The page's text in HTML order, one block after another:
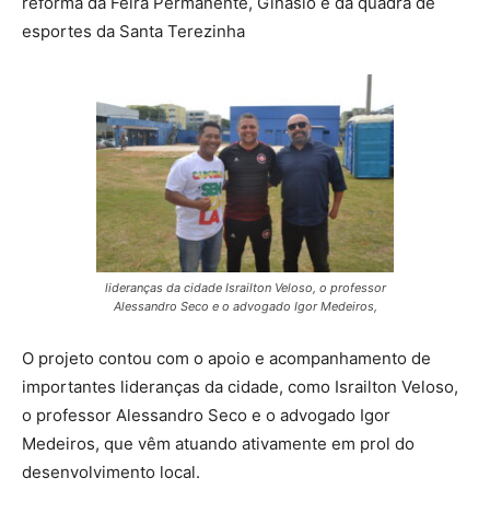
esportes da Santa Terezinha
lideranças da cidade Israilton Veloso, o professor
Alessandro Seco e o advogado Igor Medeiros,
O projeto contou com o apoio e acompanhamento de
importantes lideranças da cidade, como Israilton Veloso,
o professor Alessandro Seco e o advogado Igor
Medeiros, que vêm atuando ativamente em prol do
desenvolvimento local.